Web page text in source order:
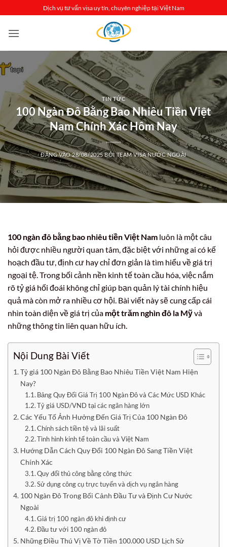
qua
nội
Dịch vụ tư vấn visa uy tín, chuyên nghiệp tại Việt Nam
TIN TỨC
100 Ngàn Đô Bằng Bao Nhiêu Tiền Việt
Nam Chính Xác Hôm Nay
ĐĂNG VÀO28/08/2025BỞITEAM VISA NƯỚC NGOÀI
100 ngàn đô bằng bao nhiêu tiền Việt Nam luôn là một câu
hỏi được nhiều người quan tâm, đặc biệt với những ai có kế
hoạch đầu tư, định cư hay chỉ đơn giản là tìm hiểu về giá trị
ngoại tệ. Trong bối cảnh nền kinh tế toàn cầu hóa, việc nắm
rõ tỷ giá hối đoái không chỉ giúp bạn quản lý tài chính hiệu
quả mà còn mở ra nhiều cơ hội. Bài viết này sẽ cung cấp cái
nhìn toàn diện về giá trị của một trăm nghìn đô la Mỹvà
những thông tin liên quan hữu ích.
Nội Dung Bài Viết
Tỷ giá 100 Ngàn Đô Bằng Bao Nhiêu Tiền Việt Nam Hiện
Nay?
Bảng Quy Đổi Giá Trị 100 Ngàn Đô và Các Mức USD Khác
Tỷ giá USD/VND tại các ngân hàng lớn
Các Yếu Tố Ảnh Hưởng Đến Giá Trị Của 100 Ngàn Đô
Chính sách tiền tệ và lãi suất
Tình hình kinh tế toàn cầu và Việt Nam
Hướng Dẫn Cách Quy Đổi 100 Ngàn Đô Sang Tiền Việt
Chính Xác
Quy đổi thủ công bằng công thức
Sử dụng công cụ trực tuyến và dịch vụ ngân hàng
100 Ngàn Đô Trong Bối Cảnh Đầu Tư và Định Cư Nước
Ngoài
Giá trị 100 ngàn đô khi định cư
Đầu tư với 100 ngàn đô
Những Điều Thú Vị Về Tờ Tiền 100.000 USD Lịch Sử